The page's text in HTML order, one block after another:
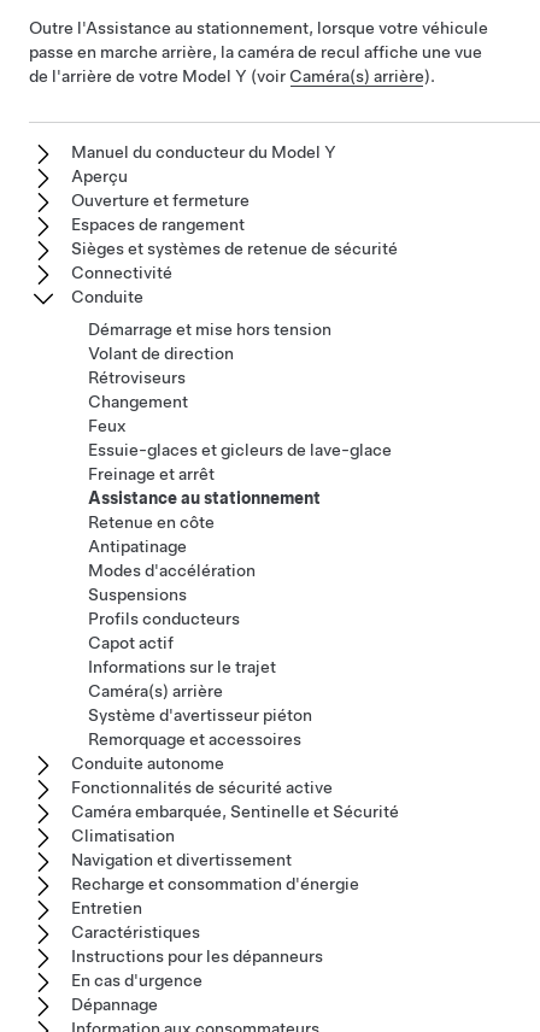
Outre l'Assistance au stationnement, lorsque votre véhicule
passe en marche arrière, la caméra de recul affiche une vue
de l'arrière de votre Model Y (voir Caméra(s) arrière).
Manuel du conducteur du Model Y
Aperçu
Ouverture et fermeture
Espaces de rangement
Sièges et systèmes de retenue de sécurité
Connectivité
Conduite
Démarrage et mise hors tension
Volant de direction
Rétroviseurs
Changement
Feux
Essuie-glaces et gicleurs de lave-glace
Freinage et arrêt
Assistance au stationnement
Retenue en côte
Antipatinage
Modes d'accélération
Suspensions
Profils conducteurs
Capot actif
Informations sur le trajet
Caméra(s) arrière
Système d'avertisseur piéton
Remorquage et accessoires
Conduite autonome
Fonctionnalités de sécurité active
Caméra embarquée, Sentinelle et Sécurité
Climatisation
Navigation et divertissement
Recharge et consommation d'énergie
Entretien
Caractéristiques
Instructions pour les dépanneurs
En cas d'urgence
Dépannage